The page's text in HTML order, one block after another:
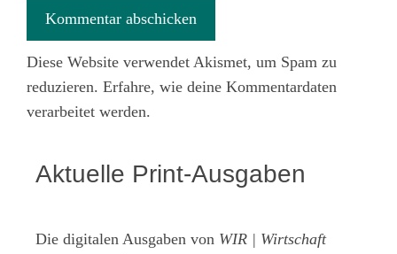
Diese Website verwendet Akismet, um Spam zu
reduzieren. Erfahre, wie deine Kommentardaten
verarbeitet werden.
Aktuelle Print-Ausgaben
Die digitalen Ausgaben von WIR | Wirtschaft